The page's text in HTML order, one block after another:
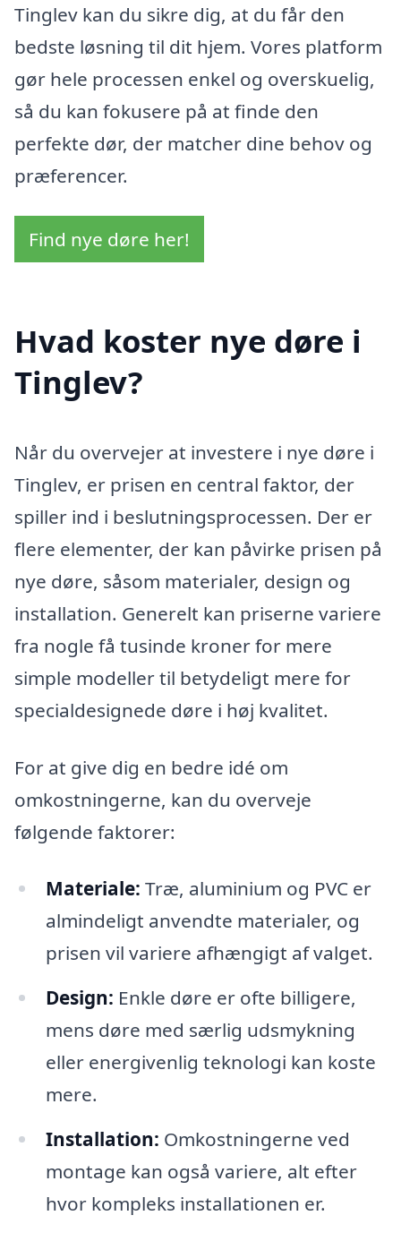
Tinglev kan du sikre dig, at du får den
bedste løsning til dit hjem. Vores platform
gør hele processen enkel og overskuelig,
så du kan fokusere på at finde den
perfekte dør, der matcher dine behov og
præferencer.
Find nye døre her!
Hvad koster nye døre i
Tinglev?
Når du overvejer at investere i nye døre i
Tinglev, er prisen en central faktor, der
spiller ind i beslutningsprocessen. Der er
flere elementer, der kan påvirke prisen på
nye døre, såsom materialer, design og
installation. Generelt kan priserne variere
fra nogle få tusinde kroner for mere
simple modeller til betydeligt mere for
specialdesignede døre i høj kvalitet.
For at give dig en bedre idé om
omkostningerne, kan du overveje
følgende faktorer:
Materiale: Træ, aluminium og PVC er
almindeligt anvendte materialer, og
prisen vil variere afhængigt af valget.
Design: Enkle døre er ofte billigere,
mens døre med særlig udsmykning
eller energivenlig teknologi kan koste
mere.
Installation: Omkostningerne ved
montage kan også variere, alt efter
hvor kompleks installationen er.